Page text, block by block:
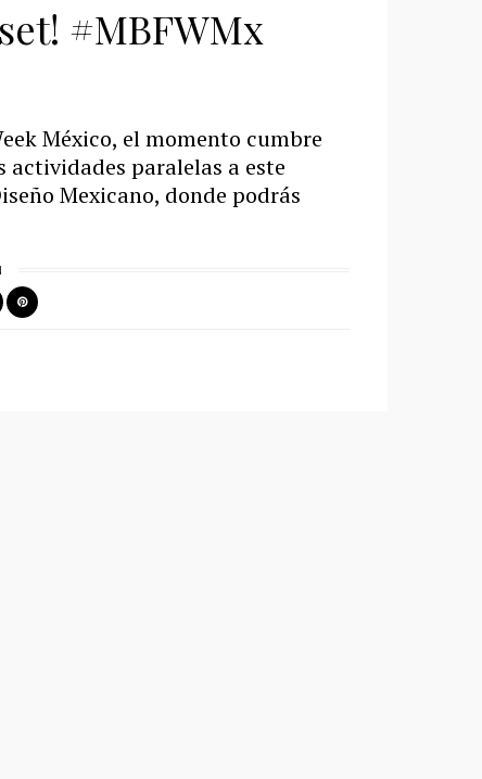
#MBFWMx
México, el momento cumbre
actividades paralelas a este
Mexicano, donde podrás